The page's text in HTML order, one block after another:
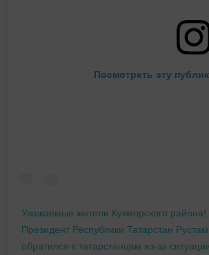
Посмотреть эту
Уважаемые жители Кукморского
Президент Республики Татарстан
обратился к татарстанцам из-за